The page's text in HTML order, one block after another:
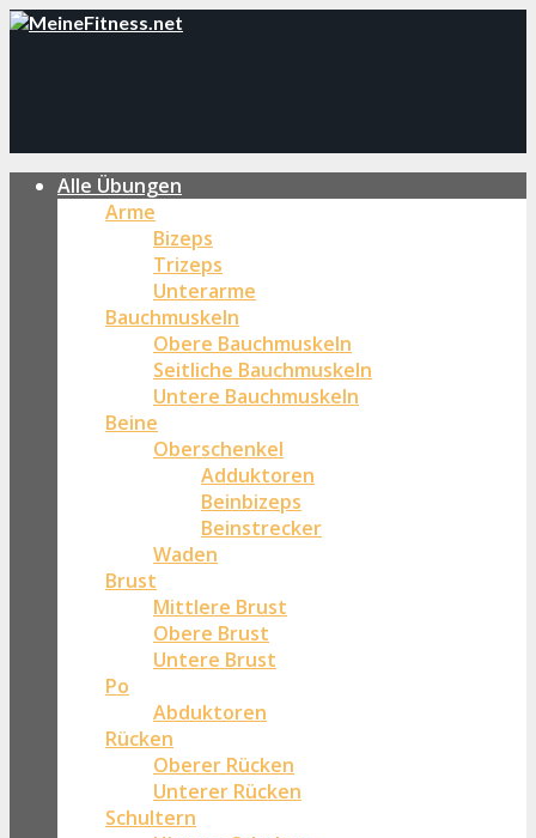
Alle Übungen
Arme
Bizeps
Trizeps
Unterarme
Bauchmuskeln
Obere Bauchmuskeln
Seitliche Bauchmuskeln
Untere Bauchmuskeln
Beine
Oberschenkel
Adduktoren
Beinbizeps
Beinstrecker
Waden
Brust
Mittlere Brust
Obere Brust
Untere Brust
Po
Abduktoren
Rücken
Oberer Rücken
Unterer Rücken
Schultern